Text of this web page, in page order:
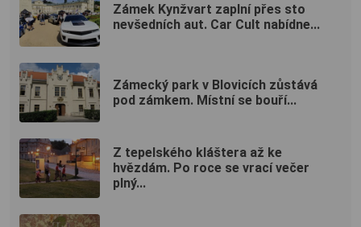
Zámek Kynžvart zaplní přes sto
nevšedních aut. Car Cult nabídne...
Zámecký park v Blovicích zůstává
pod zámkem. Místní se bouří...
Z tepelského kláštera až ke
hvězdám. Po roce se vrací večer
plný...